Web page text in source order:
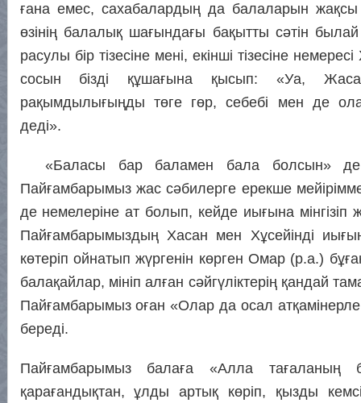
ғана емес, сахабалардың да балаларын
өзінің балалық шағындағы бақытты сәтін
расулы бір тізесіне мені, екінші тізесіне
сосын бізді құшағына қысып: «Уа,
рақымдылығыңды төге гөр, себебі мен де
деді».
«Баласы бар баламен бала болсын»
Пайғамбарымыз жас сәбилерге ерекше
де немелеріне ат болып, кейде иығына мінгізіп
Пайғамбарымыздың Хасан мен Хұсейінді
көтеріп ойнатып жүргенін көрген Омар (р.а.)
балақайлар, мініп алған сәйгүліктерің қандай
Пайғамбарымыз оған «Олар да осал
береді.
Пайғамбарымыз балаға «Алла тағаланың
қарағандықтан, ұлды артық көріп, қызды